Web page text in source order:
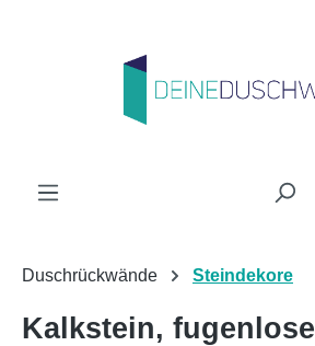
Duschrückwände Steindekore
Kalkstein, fugenlose